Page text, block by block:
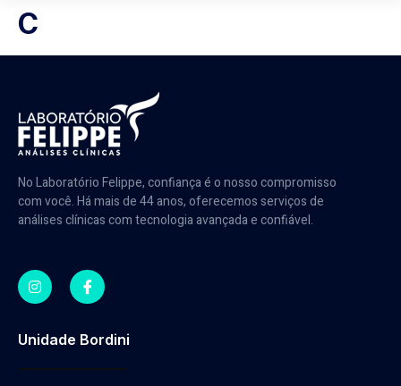
C
No Laboratório Felippe, confiança é o nosso compromisso
com você. Há mais de 44 anos, oferecemos serviços de
análises clínicas com tecnologia avançada e confiável.
Unidade Bordini